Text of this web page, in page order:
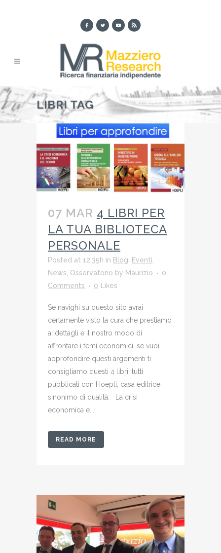
LIBRI TAG
07 MAR 4 LIBRI PER
LA TUA BIBLIOTECA
PERSONALE
Posted at 12:35h in Blog Eventi
News Osservatorio by Maurizio
0
Comments
0 Likes
Se navighi su questo sito avrai
certamente visto la cura che prestiamo
ai dettagli e il nostro modo di
affrontare i temi economici, se vuoi
approfondire questi argomenti ti
consigliamo questi 4 libri, tutti
pubblicati con Hoepli, casa editrice
sinonimo di qualità. La crisi
economica e...
READ MORE